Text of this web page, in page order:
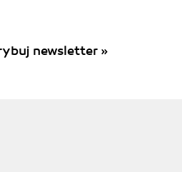
newsletter »